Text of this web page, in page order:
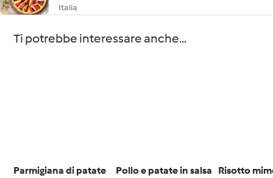
Italia
Ti potrebbe interessare anche...
Parmigiana di patate
Pollo e patate in salsa
Risotto